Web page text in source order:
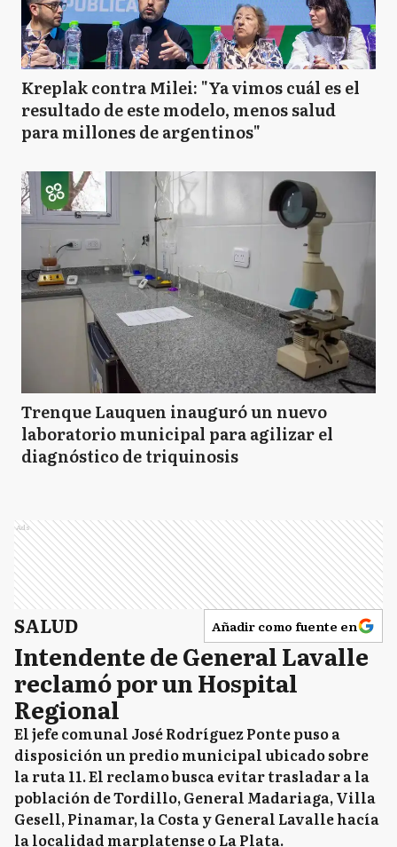
Kreplak contra Milei: "Ya vimos cuál es el
resultado de este modelo, menos salud
para millones de argentinos"
Trenque Lauquen inauguró un nuevo
laboratorio municipal para agilizar el
diagnóstico de triquinosis
Ads
SALUD Añadir como fuente en
Intendente de General Lavalle
reclamó por un Hospital
Regional
El jefe comunal José Rodríguez Ponte puso a
disposición un predio municipal ubicado sobre
la ruta 11. El reclamo busca evitar trasladar a la
población de Tordillo, General Madariaga, Villa
Gesell, Pinamar, la Costa y General Lavalle hacía
la localidad marplatense o La Plata.